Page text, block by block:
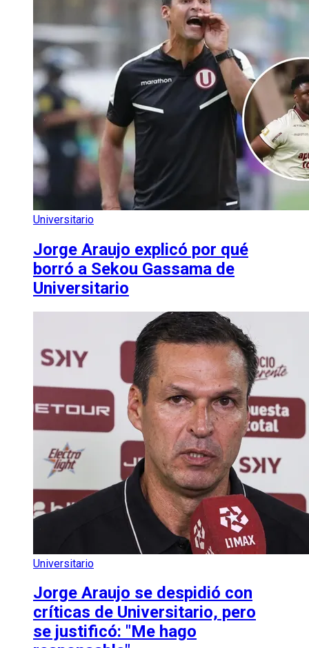
Universitario
Jorge Araujo explicó por qué
borró a Sekou Gassama de
Universitario
Universitario
Jorge Araujo se despidió con
críticas de Universitario, pero
se justificó: "Me hago